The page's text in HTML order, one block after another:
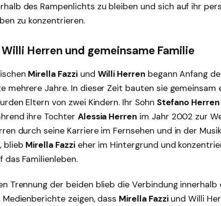
des Rampenlichts zu bleiben und sich auf ihr
zu konzentrieren.
Willi Herren und gemeinsame Familie
Mirella Fazziund Willi Herrenbegann Anfang
mehrere Jahre. In dieser Zeit bauten sie gemeinsam
Eltern von zwei Kindern. Ihr Sohn Stefano Herren
ihre Tochter Alessia Herren im Jahr 2002 zur
durch seine Karriere im Fernsehen und in der
blieb Mirella Fazzieher im Hintergrund und
Familienleben.
Trennung der beiden blieb die Verbindung innerhalb
Medienberichte zeigen, dass Mirella Fazziund Willi